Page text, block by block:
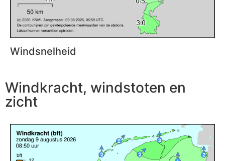
Windsnelheid
Windkracht, windstoten en
zicht